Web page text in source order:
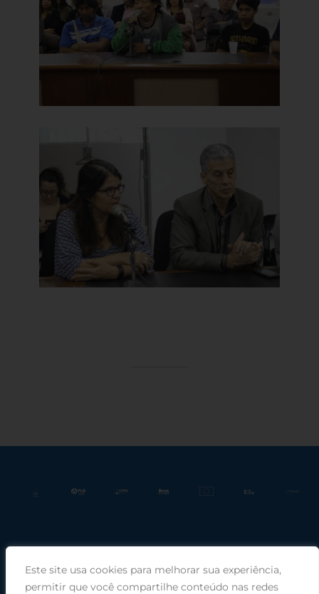
Este site usa cookies para melhorar sua experiência,
permitir que você compartilhe conteúdo nas redes
Praça Rui Barbosa, 220, sala 66, Porto Alegre, RS, 90030-100 |